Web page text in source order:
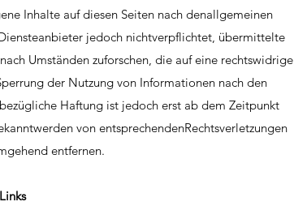
Inhalte auf diesen Seiten nach denallgemeinen
jedoch nichtverpflichtet, übermittelte
Umständen zuforschen, die auf eine rechtswidrige
der Nutzung von Informationen nach den
Haftung ist jedoch erst ab dem Zeitpunkt
von entsprechendenRechtsverletzungen
entfernen.